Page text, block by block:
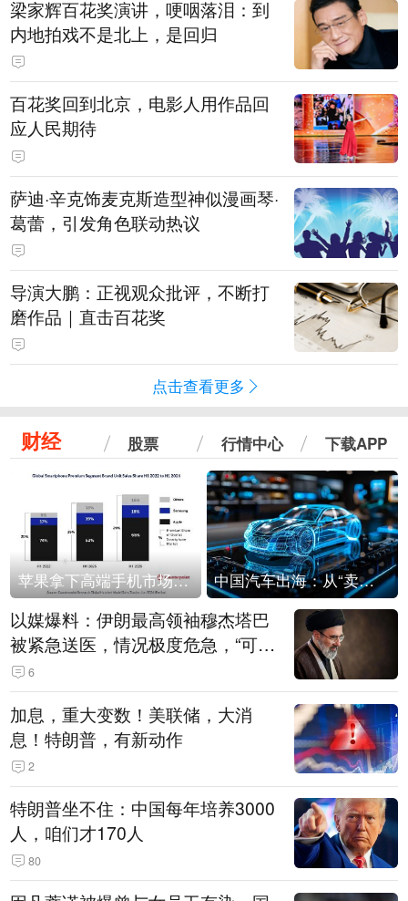
梁家辉百花奖演讲，哽咽落泪：到
内地拍戏不是北上，是回归
百花奖回到北京，电影人用作品回
应人民期待
萨迪·辛克饰麦克斯造型神似漫画琴·
葛蕾，引发角色联动热议
导演大鹏：正视观众批评，不断打
磨作品｜直击百花奖
点击查看更多
财经 股票 行情中心 下载APP
苹果拿下高端手机市场65%的份额：iPhone 17系列功不可没 中国汽车出海：从“卖出去”到“走进去”
以媒爆料：伊朗最高领袖穆杰塔巴
被紧急送医，情况极度危急，“可能
随时会死去”
6
加息，重大变数！美联储，大消
息！特朗普，有新动作
2
特朗普坐不住：中国每年培养3000
人，咱们才170人
80